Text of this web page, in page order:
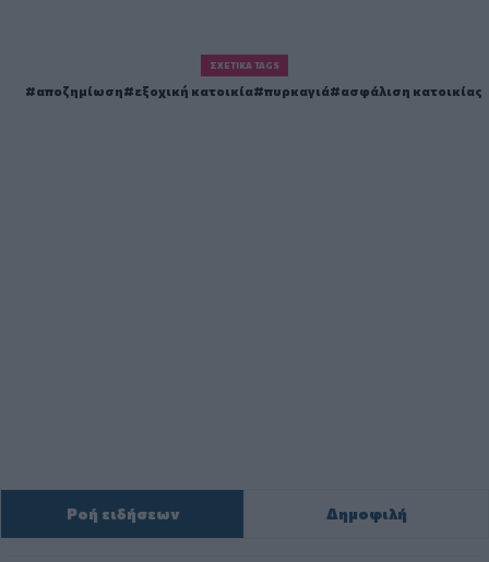
ΣΧΕΤΙΚΆ TAGS
αποζημίωση εξοχική κατοικία πυρκαγιά ασφάλιση κατοικίας
Ροή ειδήσεων Δημοφιλή